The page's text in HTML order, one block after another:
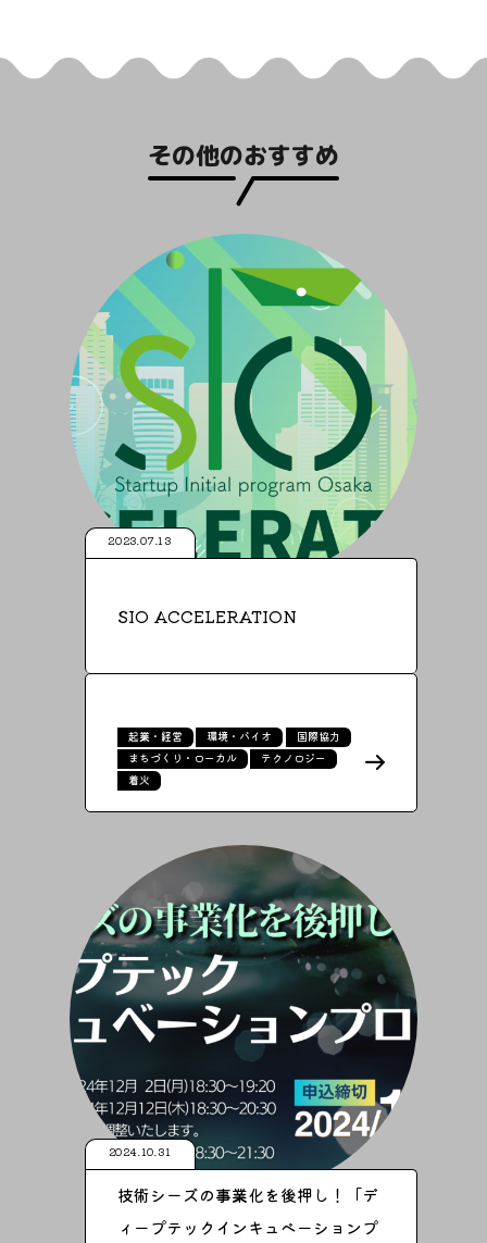
その他のおすすめ
2023.07.13
SIO ACCELERATION
起業・経営 環境・バイオ
国際協力
まちづくり・ローカル
テクノロジー
着火
2024.10.31
技術シーズの事業化を後押し！「デ
ィープテックインキュベーションプ